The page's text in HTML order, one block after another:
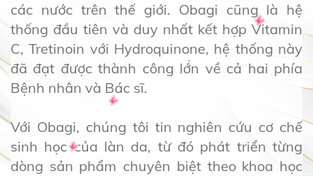
các nước trên thế giới. Obagi cũng là hệ
thống đầu tiên và duy nhất kết hợp Vitamin
C, Tretinoin với Hydroquinone, hệ thống này
đã đạt được thành công lớn về cả hai phía
Bệnh nhân và Bác sĩ.
Với Obagi, chúng tôi tin nghiên cứu cơ chế
sinh học của làn da, từ đó phát triển từng
dòng sản phẩm chuyên biệt theo khoa học